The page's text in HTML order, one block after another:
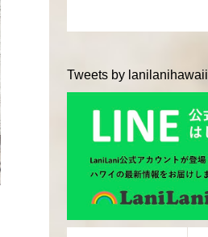
Tweets by lanilanihawaii